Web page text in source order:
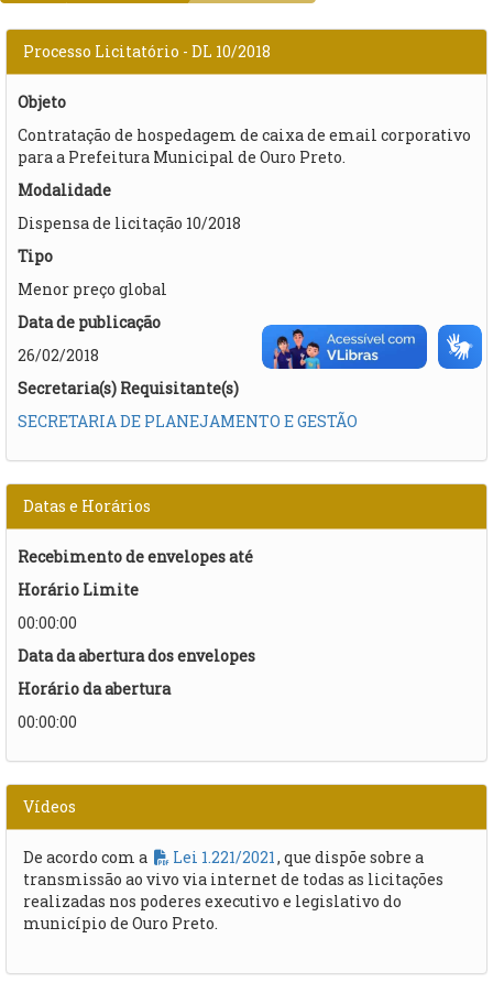
Processo Licitatório - DL 10/2018
Objeto
Contratação de hospedagem de caixa de email corporativo
para a Prefeitura Municipal de Ouro Preto.
Modalidade
Dispensa de licitação 10/2018
Tipo
Menor preço global
Data de publicação
26/02/2018
Secretaria(s) Requisitante(s)
SECRETARIA DE PLANEJAMENTO E GESTÃO
Datas e Horários
Recebimento de envelopes até
Horário Limite
00:00:00
Data da abertura dos envelopes
Horário da abertura
00:00:00
Vídeos
De acordo com a Lei 1.221/2021 , que dispõe sobre a
transmissão ao vivo via internet de todas as licitações
realizadas nos poderes executivo e legislativo do
município de Ouro Preto.